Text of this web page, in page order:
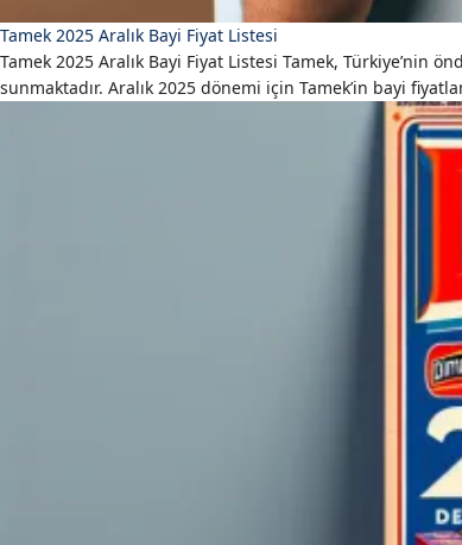
Tamek 2025 Aralık Bayi Fiyat Listesi
Tamek 2025 Aralık Bayi Fiyat Listesi Tamek,
sunmaktadır. Aralık 2025 dönemi için Tamek’in bayi